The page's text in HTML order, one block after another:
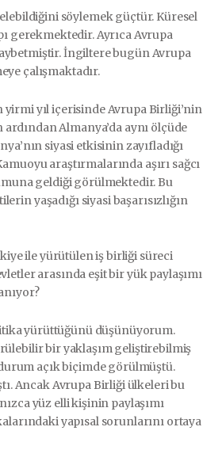
söylemek güçtür. Küresel
gerekmektedir. Ayrıca Avrupa
İngiltere bugün Avrupa
çalışmaktadır.
yıl içerisinde Avrupa Birliği’nin
Almanya’da aynı ölçüde
siyasi etkisinin zayıfladığı
araştırmalarında aşırı sağcı
geldiği görülmektedir. Bu
yaşadığı siyasi başarısızlığın
ile yürütülen iş birliği süreci
arasında eşit bir yük paylaşımı
yürüttüğünü düşünüyorum.
bir yaklaşım geliştirebilmiş
açık biçimde görülmüştü.
Ancak Avrupa Birliği ülkeleri bu
yüz elli kişinin paylaşımı
yapısal sorunlarını ortaya